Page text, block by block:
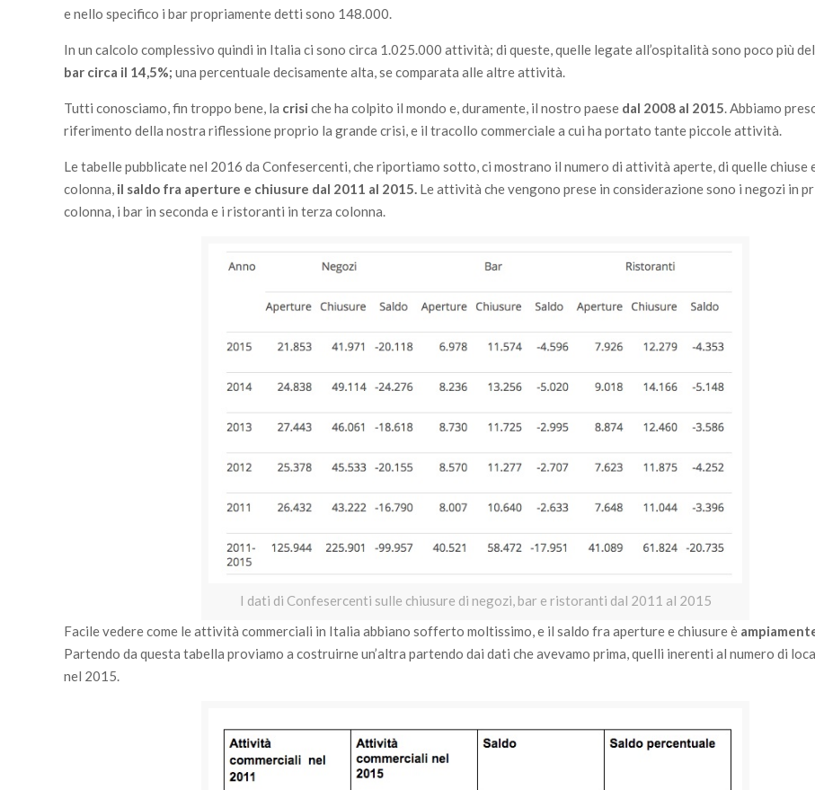
e nello specifico i bar propriamente detti sono 148.000.
In un calcolo complessivo quindi in Italia ci sono circa 1.025.000 attività; di queste, quelle legate all’ospitalità sono poco più del
bar circa il 14,5%;una percentuale decisamente alta, se comparata alle altre attività.
Tutti conosciamo, fin troppo bene, la crisi che ha colpito il mondo e, duramente, il nostro paese dal 2008 al 2015. Abbiamo
riferimento della nostra riflessione proprio la grande crisi, e il tracollo commerciale a cui ha portato tante piccole attività.
Le tabelle pubblicate nel 2016 da Confesercenti, che riportiamo sotto, ci mostrano il numero di attività aperte, di quelle chiuse
colonna, il saldo fra aperture e chiusure dal 2011 al 2015. Le attività che vengono prese in considerazione sono i negozi in
colonna, i bar in seconda e i ristoranti in terza colonna.
I dati di Confesercenti sulle chiusure di negozi, bar e ristoranti dal 2011 al 2015
Facile vedere come le attività commerciali in Italia abbiano sofferto moltissimo, e il saldo fra aperture e chiusure è
Partendo da questa tabella proviamo a costruirne un’altra partendo dai dati che avevamo prima, quelli inerenti al numero di
nel 2015.